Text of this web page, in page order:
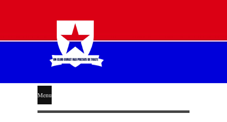
STEAUA
LIBERĂ
Menu